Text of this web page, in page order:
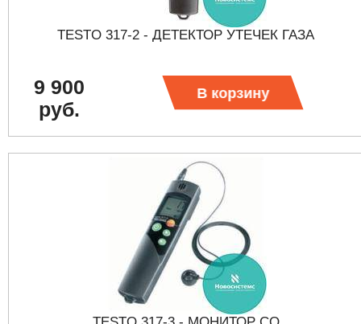
TESTO 317-2 - ДЕТЕКТОР УТЕЧЕК ГАЗА
9 900
руб.
В корзину